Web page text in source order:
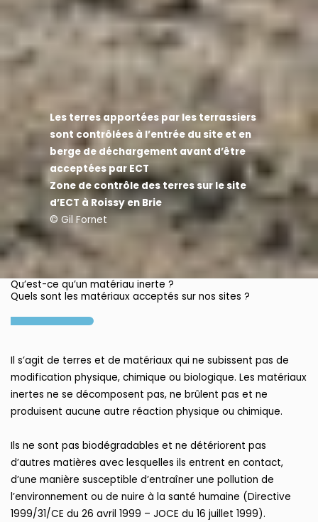
Les terres apportées par les terrassiers
sont contrôlées à l’entrée du site et en
berge de déchargement avant d’être
acceptées par ECT
Zone de contrôle des terres sur le site
d’ECT à Roissy en Brie
© Gil Fornet
Qu’est-ce qu’un matériau inerte ?
Quels sont les matériaux acceptés sur nos sites ?
Il s’agit de terres et de matériaux qui ne subissent pas de
modification physique, chimique ou biologique. Les matériaux
inertes ne se décomposent pas, ne brûlent pas et ne
produisent aucune autre réaction physique ou chimique.
Ils ne sont pas biodégradables et ne détériorent pas
d’autres matières avec lesquelles ils entrent en contact,
d’une manière susceptible d’entraîner une pollution de
l’environnement ou de nuire à la santé humaine (Directive
1999/31/CE du 26 avril 1999 – JOCE du 16 juillet 1999).